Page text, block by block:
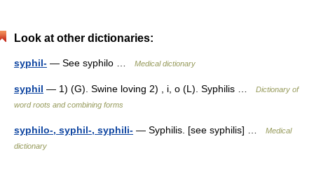
Look at other dictionaries:
syphil- — See syphilo … Medical dictionary
syphil — 1) (G). Swine loving 2) , i, o (L). Syphilis …
Dictionary of
word roots and combining forms
syphilo-, syphil-, syphili- — Syphilis. [see syphilis] …
Medical
dictionary